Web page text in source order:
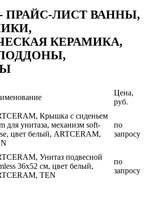
- ПРАЙС-ЛИСТ ВАННЫ,
КЕРАМИКА,
Цена,
руб.
Крышка с сиденьем
для унитаза, механизм soft-
цвет белый, ARTCERAM,
по
запросу
Унитаз подвесной
36х52 см, цвет белый,
TEN
по
запросу